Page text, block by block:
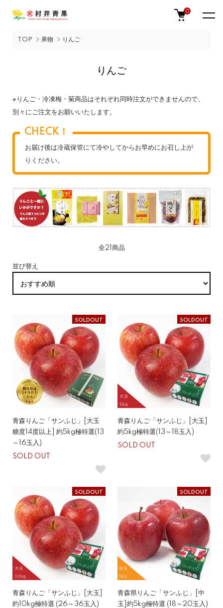
0
TOP 果物 りんご
りんご
※りんご・冷凍梅・菊商品はそれぞれ同時注文ができませんので、
別々にご注文をお願いいたします。
CHECK！
お届け後は冷蔵保管にて冷やしてからお早めにお召し上が
りください。
全21商品
並び替え
SOLDOUT
青森りんご「サンふじ」[大玉
糖度14度以上] 約5kg極特選(13
～16玉入)
SOLD OUT
SOLDOUT
青森りんご「サンふじ」[大玉]
約5kg極特選(13～18玉入)
SOLD OUT
SOLDOUT
青森りんご「サンふじ」[大玉]
約10kg極特選 (26～36玉入)
SOLDOUT
青森県りんご「サンふじ」[中
玉]約5kg極特選 (18～20玉入)